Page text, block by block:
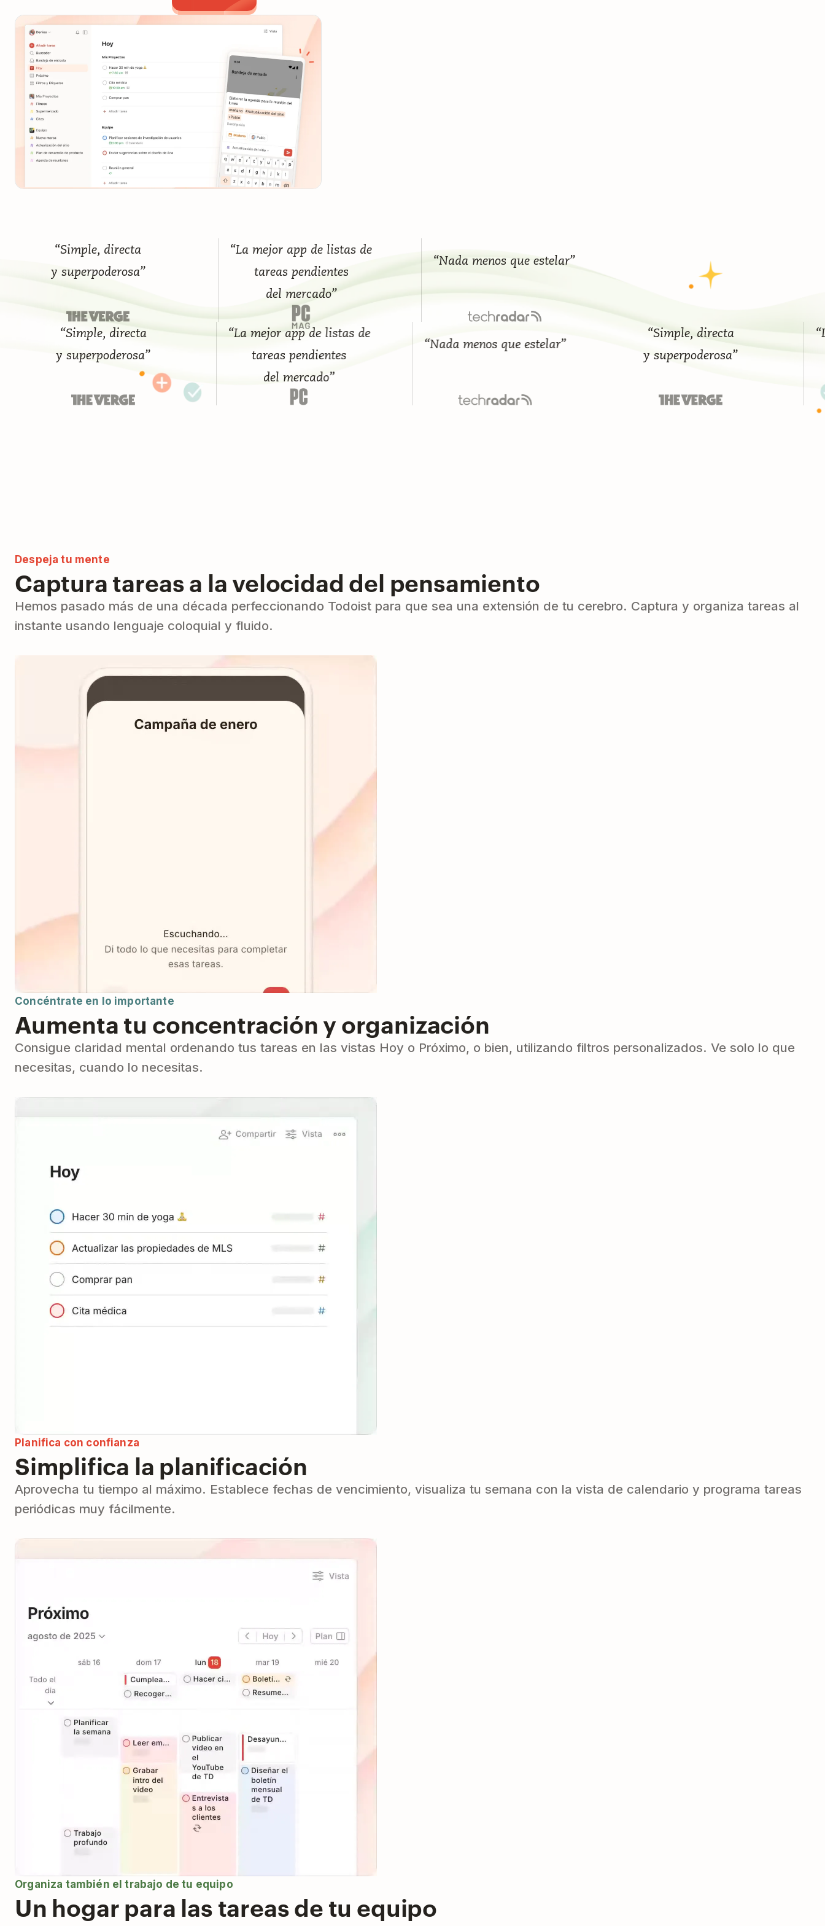
“Simple, directa
y superpoderosa”
“La mejor app de listas de
tareas pendientes
del mercado”
“Nada menos que estelar”
“Simple, directa
y superpoderosa”
“La mejor app de listas de
tareas pendientes
del mercado”
“Nada menos que estelar”
“Simple, directa
y superpoderosa”
Despeja tu mente
Captura tareas a la velocidad del pensamiento
Hemos pasado más de una década perfeccionando Todoist para que sea una extensión de tu cerebro. Captura y organiza tareas al
instante usando lenguaje coloquial y fluido.
Concéntrate en lo importante
Aumenta tu concentración y organización
Consigue claridad mental ordenando tus tareas en las vistas Hoy o Próximo, o bien, utilizando filtros personalizados. Ve solo lo que
necesitas, cuando lo necesitas.
Planifica con confianza
Simplifica la planificación
Aprovecha tu tiempo al máximo. Establece fechas de vencimiento, visualiza tu semana con la vista de calendario y programa tareas
periódicas muy fácilmente.
Organiza también el trabajo de tu equipo
Un hogar para las tareas de tu equipo